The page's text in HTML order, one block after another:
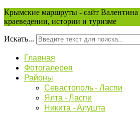
Крымские маршруты - сайт
краеведении, истории и туризме
Искать...
Главная
Фотогалерея
Районы
Севастополь - Ласпи
Ялта - Ласпи
Никита - Алушта